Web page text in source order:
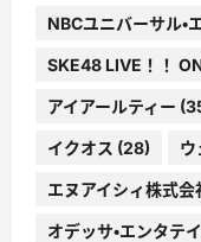
NBCユニバーサル・
SKE48 LIVE！！
アイアールティー
イクオス (28) ウ
エヌアイシィ株式会
オデッサ・エンタテ